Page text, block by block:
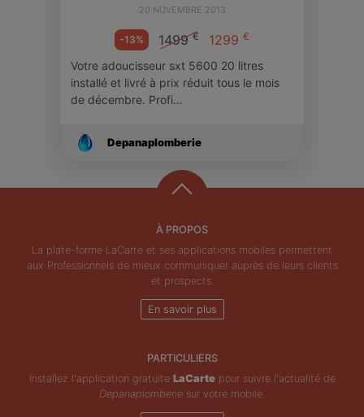
20 NOVEMBRE 2013
-13% 1499€ 1299 €
Votre adoucisseur sxt 5600 20 litres
installé et livré à prix réduit tous le mois
de décembre. Profi…
Depanaplomberie
À PROPOS
La plate-forme LaCarte et ses applications mobiles permettent
aux Professionnels de mieux communiquer auprès de leurs clients
et prospects.
En savoir plus
PARTICULIERS
Installez l'application gratuite LaCartepour suivre l'actualité de
Depanaplomberie sur votre mobile.